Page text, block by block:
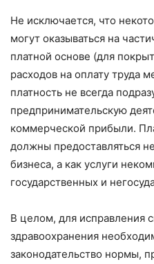
Не исключается, что
могут оказываться на
платной основе (для
расходов на оплату труда
платность не всегда
предпринимательскую
коммерческой прибыли.
должны предоставляться
бизнеса, а как услуги
государственных и
В целом, для исправления
здравоохранения
законодательство нормы,